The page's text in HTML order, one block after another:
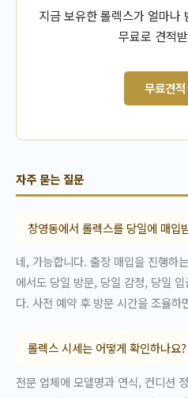
지금 보유한 롤렉스가 얼마나
무료로 견적
무료견
자주 묻는 질문
창영동에서 롤렉스를 당일에 매입
네, 가능합니다. 출장 매입을 진행하
에서도 당일 방문, 당일 감정, 당일
다. 사전 예약 후 방문 시간을 조율하
롤렉스 시세는 어떻게 확인하나요?
전문 업체에 모델명과 연식, 컨디션